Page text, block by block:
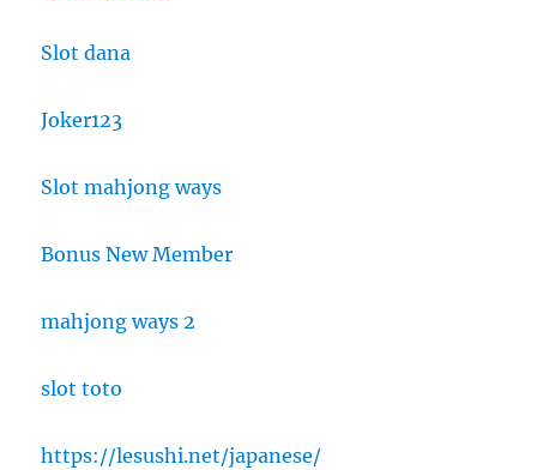
Slot dana
Joker123
Slot mahjong ways
Bonus New Member
mahjong ways 2
slot toto
https://lesushi.net/japanese/